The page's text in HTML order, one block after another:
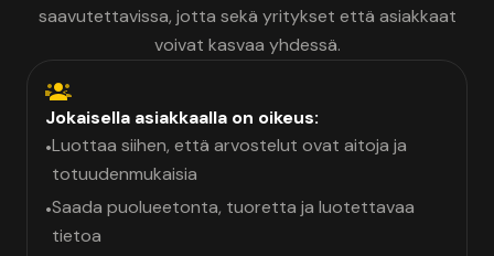
saavutettavissa, jotta sekä yritykset että asiakkaat
voivat kasvaa yhdessä.
Jokaisella asiakkaalla on oikeus:
•Luottaa siihen, että arvostelut ovat aitoja ja
totuudenmukaisia
•Saada puolueetonta, tuoretta ja luotettavaa
tietoa